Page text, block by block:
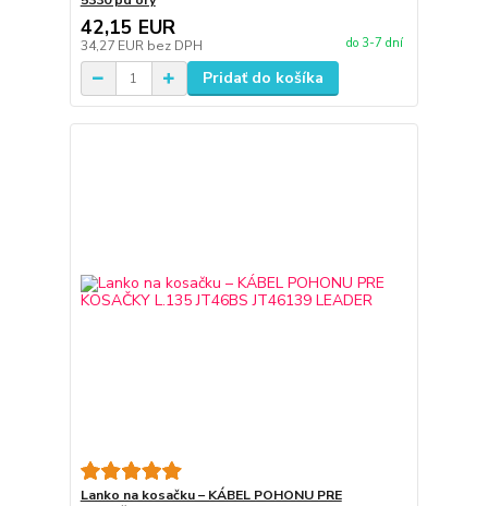
42,15 EUR
34,27 EUR bez DPH do 3-7 dní
Pridať do košíka
Lanko na kosačku – KÁBEL POHONU PRE